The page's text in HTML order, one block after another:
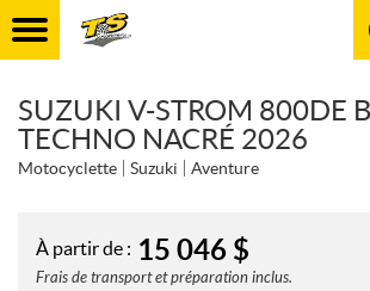
SUZUKI V-STROM 800DE
TECHNO NACRÉ 2026
Motocyclette Suzuki Aventure
À partir de : 15 046 $
Frais de transport et préparation inclus.